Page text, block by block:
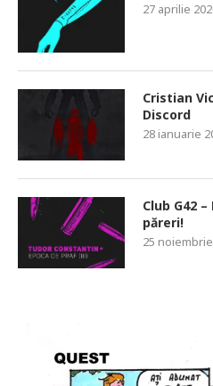
27 aprilie
Cristian
Discord
28 ianuarie
Club G42
păreri!
25